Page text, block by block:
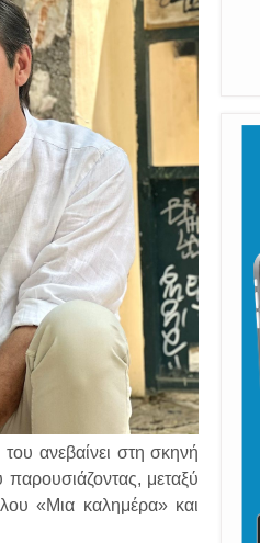
ανεβαίνει στη σκηνή
μεταξύ
«Μια καλημέρα» και